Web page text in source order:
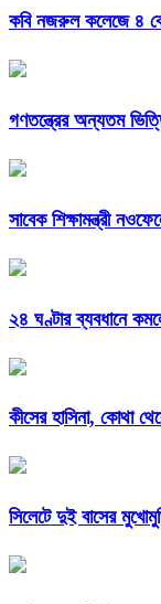
কবি নজরুল কলেজে ৪
গণতন্ত্রের অন্যতম
সাবেক শিক্ষামন্ত্রী
২৪ ঘণ্টার ব্যবধানে
কীসের হাসিনা, কোথা
সিলেটে দুই বাসের